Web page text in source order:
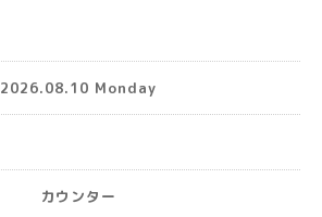
2026.08.10 Monday
カウンター